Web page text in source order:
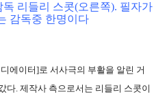
리들리 스콧(오른쪽). 필자가
감독중 한명이다
에이터]로 서사극의 부활을 알린 거
다. 제작사 측으로서는 리들리 스콧이